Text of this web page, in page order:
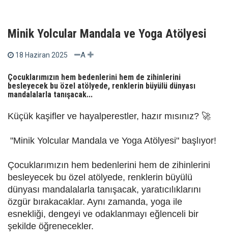
Minik Yolcular Mandala ve Yoga Atölyesi
18 Haziran 2025 A
Çocuklarımızın hem bedenlerini hem de zihinlerini
besleyecek bu özel atölyede, renklerin büyülü dünyası
mandalalarla tanışacak...
Küçük kaşifler ve hayalperestler, hazır mısınız? 🚀
"Minik Yolcular Mandala ve Yoga Atölyesi" başlıyor!
Çocuklarımızın hem bedenlerini hem de zihinlerini
besleyecek bu özel atölyede, renklerin büyülü
dünyası mandalalarla tanışacak, yaratıcılıklarını
özgür bırakacaklar. Aynı zamanda, yoga ile
esnekliği, dengeyi ve odaklanmayı eğlenceli bir
şekilde öğrenecekler.